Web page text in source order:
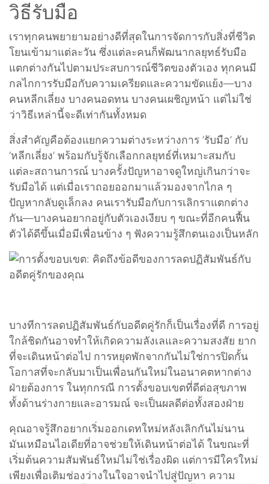
วิธีรับมือ
เราทุกคนพยายามอย่างดีที่สุดในการจัดการกับสิ่งที่ชีวิต
โยนเข้ามาแต่ละวัน ซึ่งแต่ละคนก็พัฒนากลยุทธ์รับมือ
แตกต่างกันไปตามประสบการณ์ชีวิตของตัวเอง ทุกคนมี
กลไกการรับมือกับความเครียดและความขัดแย้ง—บาง
คนหลีกเลี่ยง บางคนอดทน บางคนเผชิญหน้า แต่ไม่ใช่
ว่าวิธีเหล่านี้จะดีเท่ากันทั้งหมด
สิ่งสำคัญคือต้องแยกความต่างระหว่างการ ‘รับมือ’ กับ
‘หลีกเลี่ยง’ พร้อมกับรู้จักเลือกกลยุทธ์ที่เหมาะสมกับ
แต่ละสถานการณ์ บางครั้งปัญหาอาจดูใหญ่เกินกว่าจะ
รับมือได้ แต่เมื่อเราถอยออกมาแล้วมองจากไกล ๆ
ปัญหากลับดูเล็กลง คนเรารับมือกับการเลิกราแตกต่าง
กัน—บางคนอยากอยู่กับตัวเองเงียบ ๆ ขณะที่อีกคนฟื้น
ตัวได้ดีขึ้นเมื่อมีเพื่อนข้าง ๆ ฟังความรู้สึกตนเองเป็นหลัก
บางทีการลดปฏิสัมพันธ์กับอดีตคู่รักก็เป็นเรื่องที่ดี การอยู่
ใกล้ชิดกันอาจทำให้เกิดความลังเลและความสงสัย ยาก
ที่จะเดินหน้าต่อไป การหยุดพักจากกันไม่ใช่การปิดกั้น
โอกาสที่จะกลับมาเป็นเพื่อนกันใหม่ในอนาคตหากต่าง
ฝ่ายต้องการ ในทุกกรณี การตั้งขอบเขตที่ดีต่อสุขภาพ
ทั้งด้านร่างกายและอารมณ์ จะเป็นผลดีต่อทั้งสองฝ่าย
คุณอาจรู้สึกอยากเริ่มออกเดทใหม่หลังเลิกกันไม่นาน
มันเหมือนไอเดียที่อาจช่วยให้เดินหน้าต่อได้ ในขณะที่
เริ่มต้นความสัมพันธ์ใหม่ไม่ใช่เรื่องผิด แต่การมีใครใหม่
เพียงเพื่อเติมช่องว่างในใจอาจนำไปสู่ปัญหา ความ